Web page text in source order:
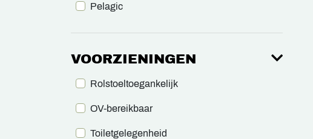
Pelagic
VOORZIENINGEN
Rolstoeltoegankelijk
OV-bereikbaar
Toiletgelegenheid